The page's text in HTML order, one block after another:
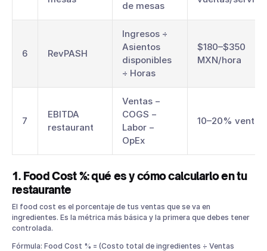
de mesas
6 RevPASH
Ingresos ÷
Asientos
disponibles
÷ Horas
$180–$350
MXN/hora
7
EBITDA
restaurant
Ventas −
COGS −
Labor −
OpEx
10–20% ventas
1. Food Cost %: qué es y cómo calcularlo en tu
restaurante
El food cost es el porcentaje de tus ventas que se va en
ingredientes. Es la métrica más básica y la primera que debes tener
controlada.
Fórmula: Food Cost % = (Costo total de ingredientes ÷ Ventas